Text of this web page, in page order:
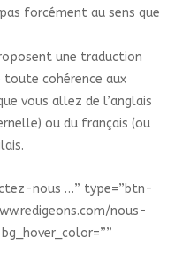
forcément au sens que
une traduction
cohérence aux
vous allez de l’anglais
ou du français (ou
nous …” type=”btn-
nous-